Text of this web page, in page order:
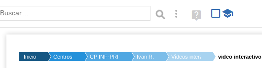
Palabra o frase: Búsqueda avanzada
Ayuda
(en
Inicio Centros CP INF-PRI MESONERO ...
Ivan R. Vídeos interactivos video interactivo pr...